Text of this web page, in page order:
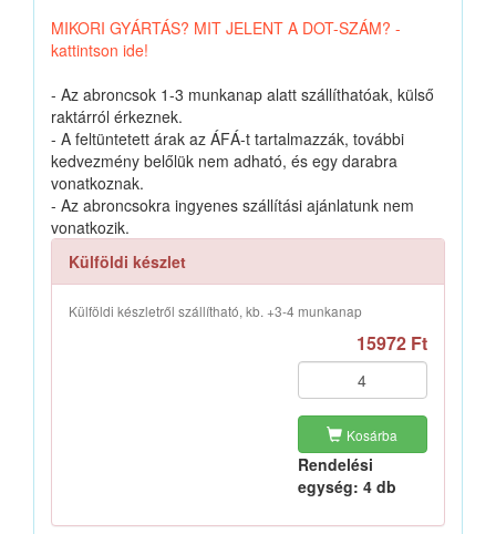
MIKORI GYÁRTÁS? MIT JELENT A DOT-SZÁM? -
kattintson ide!
- Az abroncsok 1-3 munkanap alatt szállíthatóak, külső
raktárról érkeznek.
- A feltüntetett árak az ÁFÁ-t tartalmazzák, további
kedvezmény belőlük nem adható, és egy darabra
vonatkoznak.
- Az abroncsokra ingyenes szállítási ajánlatunk nem
vonatkozik.
Külföldi készlet
Külföldi készletről szállítható, kb. +3-4 munkanap
15972 Ft
Kosárba
Rendelési
egység: 4 db